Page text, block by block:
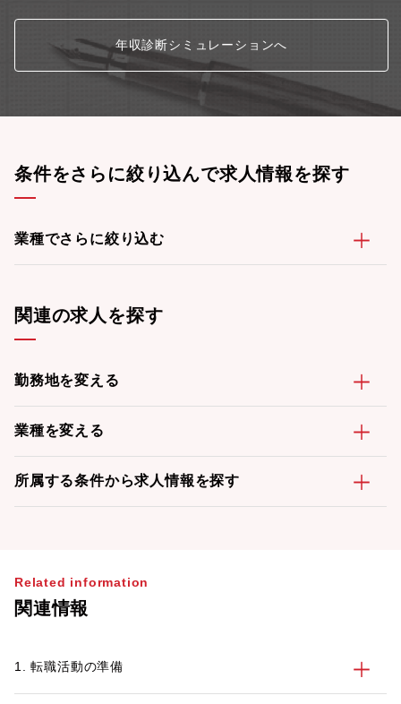
年収診断シミュレーションへ
条件をさらに絞り込んで求人情報を探す
業種でさらに絞り込む
関連の求人を探す
勤務地を変える
業種を変える
所属する条件から求人情報を探す
Related information
関連情報
1. 転職活動の準備